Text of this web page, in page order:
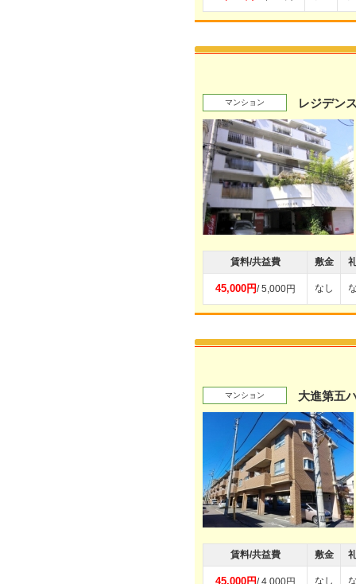
マンション レジデン
賃料/共益費 敷金
45,000円/ 5,000円 なし
マンション 大進第五
賃料/共益費 敷金
45,000円/ 4,000円 なし